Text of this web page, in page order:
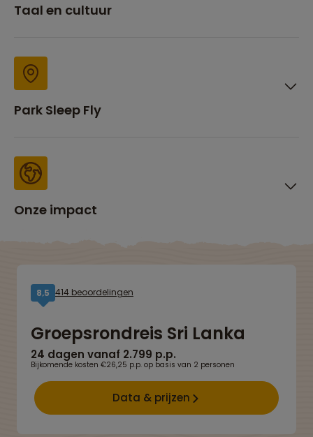
Taal en cultuur
Park Sleep Fly
Onze impact
8,5 414 beoordelingen
Groepsrondreis Sri Lanka
24 dagen vanaf 2.799 p.p.
Bijkomende kosten €26,25 p.p. op basis van 2 personen
Data & prijzen